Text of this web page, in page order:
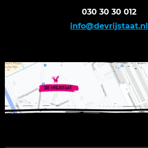
030 30 30 012
info@devrijstaat.nl